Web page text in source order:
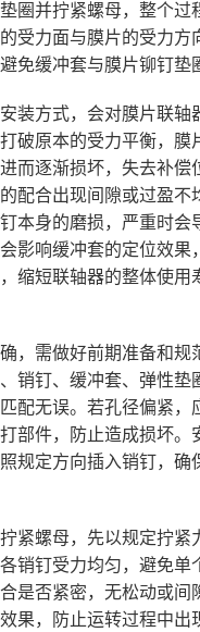
圈并拧紧螺母，整个
受力面与膜片的受力方
免缓冲套与膜片铆钉垫
装方式，会对膜片联轴
破原本的受力平衡，
而逐渐损坏，失去补
配合出现间隙或过盈不
本身的磨损，严重时
影响缓冲套的定位效
缩短联轴器的整体使用
，需做好前期准备和
销钉、缓冲套、弹性
配无误。若孔径偏紧
部件，防止造成损坏
规定方向插入销钉，
紧螺母，先以规定拧
销钉受力均匀，避免
是否紧密，无松动或
果，防止运转过程中出